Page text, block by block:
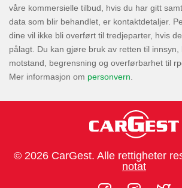
våre kommersielle tilbud, hvis du har gitt
data som blir behandlet, er kontaktdetaljer.
dine vil ikke bli overført til tredjeparter, hvis
pålagt. Du kan gjøre bruk av retten til innsyn,
motstand, begrensning og overførbarhet til
Mer informasjon om personvern
© 2026 CarGest. Alle rettigheter
notat